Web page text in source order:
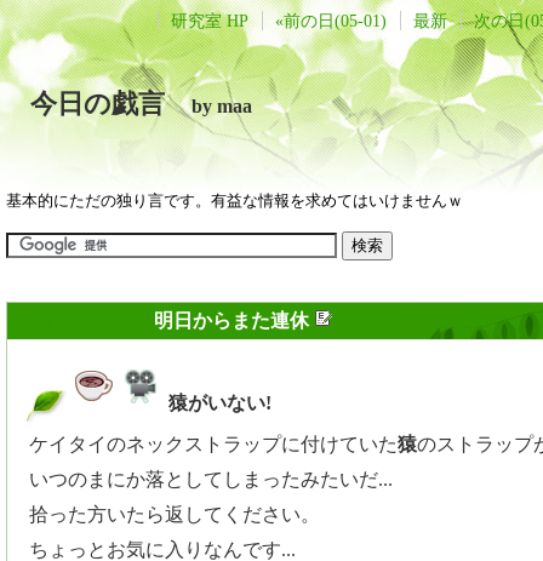
研究室 HP «前の日(05-01) 最新 次の日
今日の戯言by maa
基本的にただの独り言です。有益な情報を求めてはいけませんｗ
明日からまた連休
猿がいない!
ケイタイのネックストラップに付けていた猿のストラップ
いつのまにか落としてしまったみたいだ...
拾った方いたら返してください。
ちょっとお気に入りなんです...